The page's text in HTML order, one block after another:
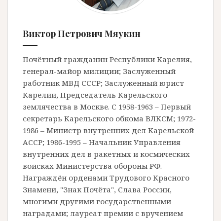
Виктор Петрович Мяукин
Почётный гражданин Республики Карелия,
генерал-майор милиции; Заслуженный
работник МВД СССР; Заслуженный юрист
Карелии, Председатель Карельского
землячества в Москве. С 1958-1963 – Первый
секретарь Карельского обкома ВЛКСМ; 1972-
1986 – Министр внутренних дел Карельской
АССР; 1986-1995 – Начальник Управления
внутренних дел в ракетных и космических
войсках Министерства обороны РФ.
Награждён орденами Трудового Красного
Знамени, "Знак Почёта", Слава России,
многими другими государственными
наградами; лауреат премии с вручением